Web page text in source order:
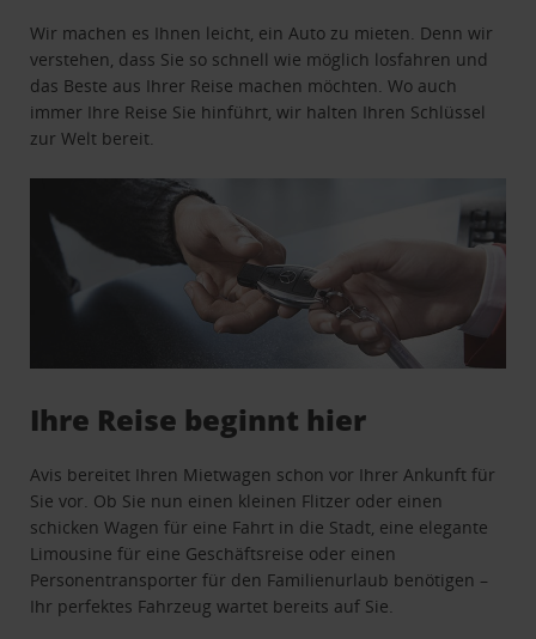
Wir machen es Ihnen leicht, ein Auto zu mieten. Denn wir
verstehen, dass Sie so schnell wie möglich losfahren und
das Beste aus Ihrer Reise machen möchten. Wo auch
immer Ihre Reise Sie hinführt, wir halten Ihren Schlüssel
zur Welt bereit.
Ihre Reise beginnt hier
Avis bereitet Ihren Mietwagen schon vor Ihrer Ankunft für
Sie vor. Ob Sie nun einen kleinen Flitzer oder einen
schicken Wagen für eine Fahrt in die Stadt, eine elegante
Limousine für eine Geschäftsreise oder einen
Personentransporter für den Familienurlaub benötigen –
Ihr perfektes Fahrzeug wartet bereits auf Sie.